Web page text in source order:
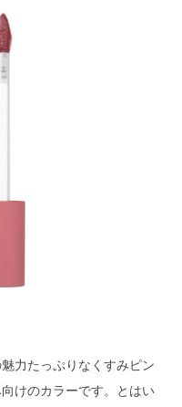
力たっぷりなくすみピン
けのカラーです。とはい